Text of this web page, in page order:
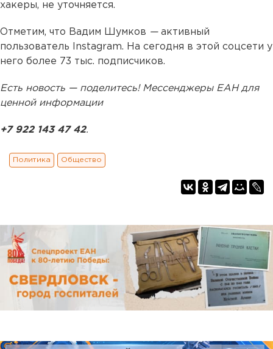
хакеры, не уточняется.
Отметим, что Вадим Шумков —активный
пользователь Instagram. На сегодня в этой соцсети у
него более 73 тыс. подписчиков.
Есть новость — поделитесь! Мессенджеры ЕАН для
ценной информации
+7 922 143 47 42.
Политика Общество